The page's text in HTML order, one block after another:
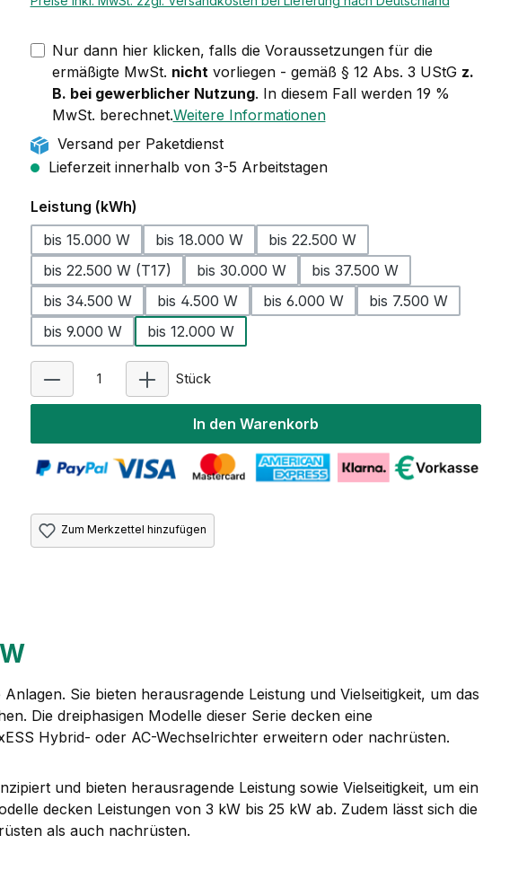
Nur dann hier klicken, falls die Voraussetzungen für die
ermäßigte MwSt. nichtvorliegen - gemäß § 12 Abs. 3 UStG z.
B. bei gewerblicher Nutzung. In diesem Fall werden 19 %
MwSt. berechnet.Weitere Informationen
Versand per Paketdienst
Lieferzeit innerhalb von 3-5 Arbeitstagen
Leistung (kWh)
bis 15.000 W
bis 18.000 W
bis 22.500 W
bis 22.500 W (T17)
bis 30.000 W
bis 37.500 W
bis 34.500 W
bis 4.500 W bis 6.000 W
bis 7.500 W
bis 9.000 W
bis 12.000 W
Stück
In den Warenkorb
Zum Merkzettel hinzufügen
Sie bieten herausragende Leistung und Vielseitigkeit, um das
Die dreiphasigen Modelle dieser Serie decken eine
Hybrid- oder AC-Wechselrichter erweitern oder nachrüsten.
und bieten herausragende Leistung sowie Vielseitigkeit, um ein
decken Leistungen von 3 kW bis 25 kW ab. Zudem lässt sich die
als auch nachrüsten.